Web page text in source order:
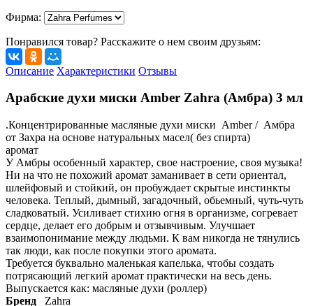
Фирма:
Понравился товар? Расскажите о нем своим друзьям:
Описание Характеристики Отзывы
Арабские духи миски Amber Zahra (Амбра) 3 мл
.Концентрированные масляные духи миски Amber / Амбра
от Захра на основе натуральных масел( без спирта)
аромат
У Амбры особенный характер, свое настроение, своя музыка!
Ни на что не похожий аромат заманивает в сети ориентал,
шлейфовый и стойкий, он пробуждает скрытые инстинкты
человека. Теплый, дымный, загадочный, обьемный, чуть-чуть
сладковатый. Усиливает стихию огня в организме, согревает
сердце, делает его добрым и отзывчивым. Улучшает
взаимопонимание между людьми. К вам никогда не тянулись
так люди, как после покупки этого аромата.
Требуется буквально маленькая капелька, чтобы создать
потрясающий легкий аромат практически на весь день.
Выпускается как: масляные духи (роллер)
Бренд Zahra